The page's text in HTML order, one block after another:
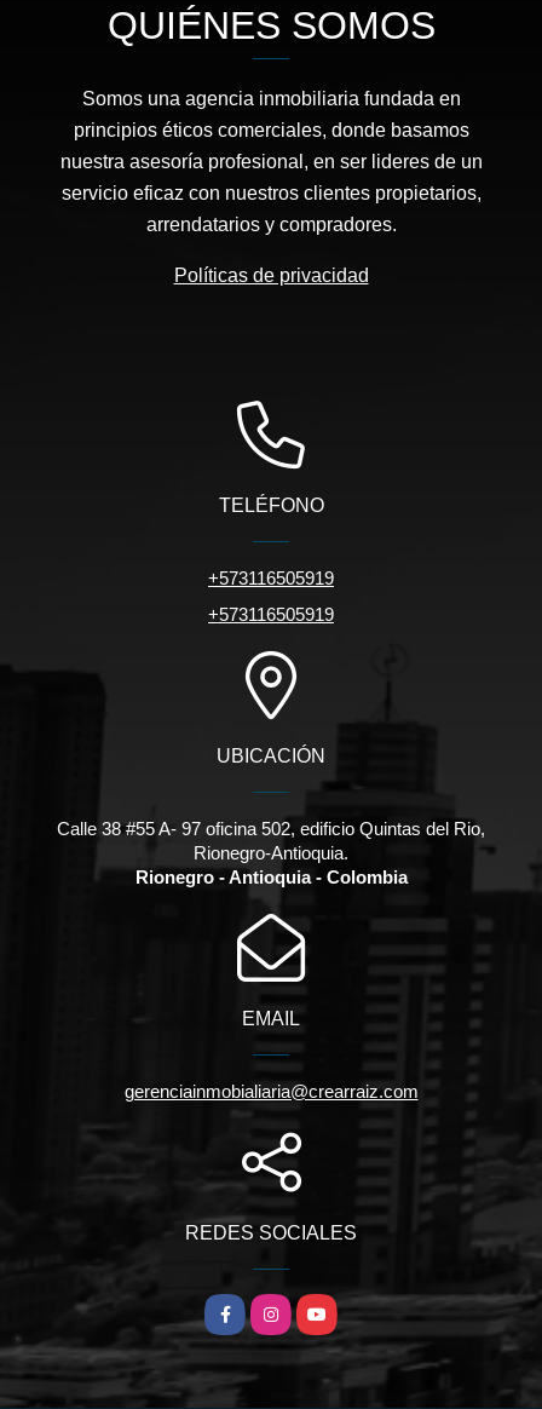
QUIÉNES SOMOS
Somos una agencia inmobiliaria fundada en
principios éticos comerciales, donde basamos
nuestra asesoría profesional, en ser lideres de un
servicio eficaz con nuestros clientes propietarios,
arrendatarios y compradores.
Políticas de privacidad
TELÉFONO
+573116505919
+573116505919
UBICACIÓN
Calle 38 #55 A- 97 oficina 502, edificio Quintas del Rio,
Rionegro-Antioquia.
Rionegro - Antioquia - Colombia
EMAIL
gerenciainmobialiaria@crearraiz.com
REDES SOCIALES
FacebookInstagramYouTube